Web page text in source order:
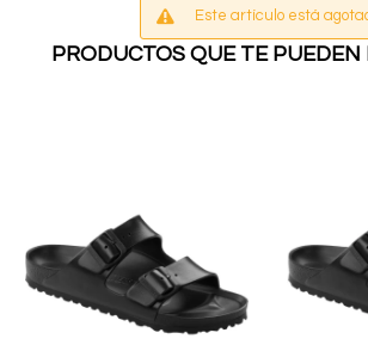
Este artículo está
PRODUCTOS QUE TE PUEDEN